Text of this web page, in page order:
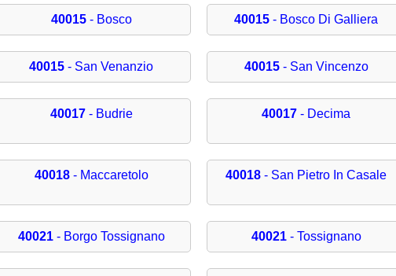
40015- Bosco 40015 - Bosco Di Galliera
40015 - San Venanzio 40015- San Vincenzo
40017- Budrie 40017 - Decima
40018- Maccaretolo 40018 - San Pietro In Casale
40021- Borgo Tossignano 40021- Tossignano